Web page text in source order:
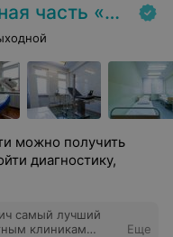
«МАЗ»
можно получить
диагностику,
самый лучший
клиникам
Еще